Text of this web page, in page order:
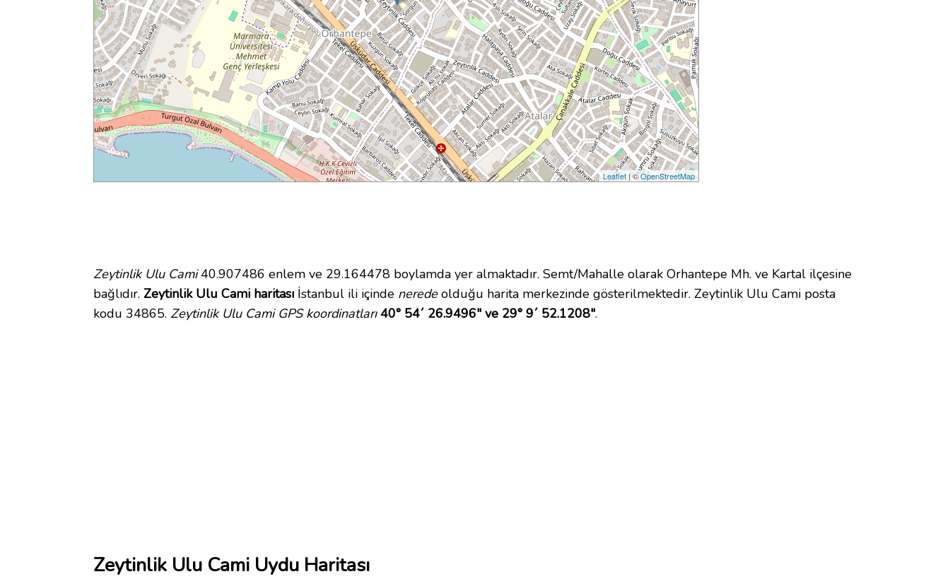
Leaflet | ©OpenStreetMap
Zeytinlik Ulu Cami40.907486 enlem ve 29.164478 boylamda yer almaktadır. Semt/Mahalle olarak Orhantepe Mh. ve Kartal ilçesine
bağlıdır. Zeytinlik Ulu Cami haritası İstanbul ili içinde neredeolduğu harita merkezinde gösterilmektedir. Zeytinlik Ulu Cami posta
kodu 34865. Zeytinlik Ulu Cami GPS koordinatları 40° 54´ 26.9496" ve 29° 9´ 52.1208".
Zeytinlik Ulu Cami Uydu Haritası